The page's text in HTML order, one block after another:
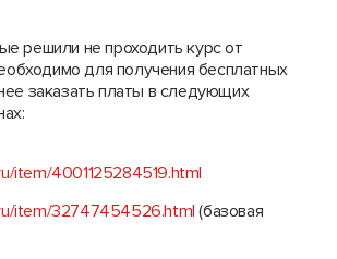
решили не проходить курс от
для получения бесплатных
заказать платы в следующих
item/4001125284519.html
item/32747454526.html (базовая